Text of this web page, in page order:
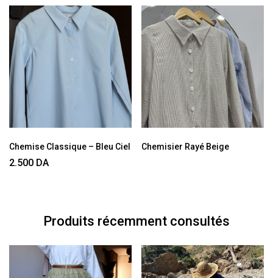
Chemise Classique – Bleu Ciel
2.500 DA
Chemisier Rayé Beige
Produits récemment consultés